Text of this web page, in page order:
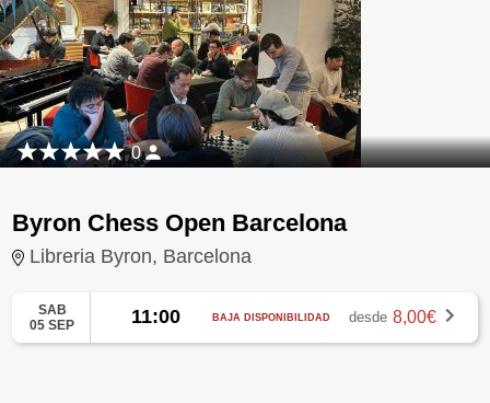
0
Byron Chess Open Barcelona
Libreria Byron, Barcelona
SAB
05 SEP
11:00 BAJA DISPONIBILIDAD desde 8,00€